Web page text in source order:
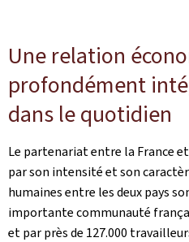
Une relation
profondément
dans le quotidien
Le partenariat entre la France
par son intensité et son
humaines entre les deux pays
importante communauté
et par près de 127.000